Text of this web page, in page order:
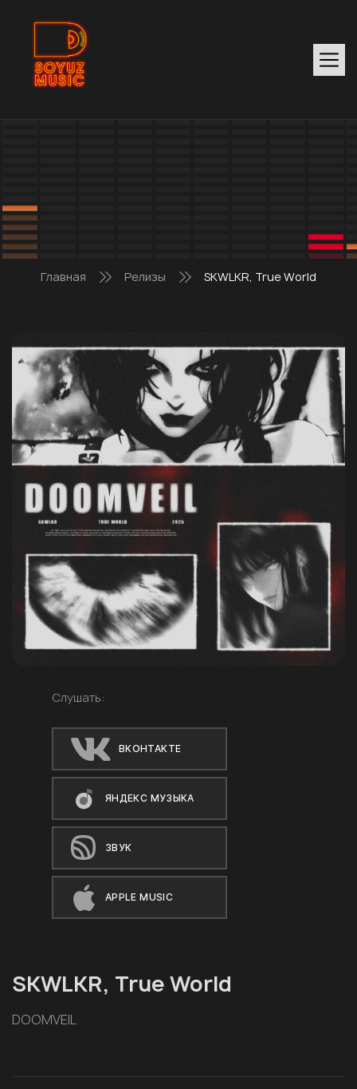
Главная Релизы SKWLKR, True World
Слушать:
ВКОНТАКТЕ
ЯНДЕКС МУЗЫКА
ЗВУК
APPLE MUSIC
SKWLKR, True World
DOOMVEIL